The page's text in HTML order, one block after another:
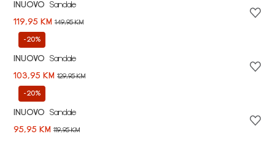
INUOVO
Sandale
119,95 KM 149,95 KM
-20%
INUOVO
Sandale
103,95 KM 129,95 KM
-20%
INUOVO
Sandale
95,95 KM 119,95 KM